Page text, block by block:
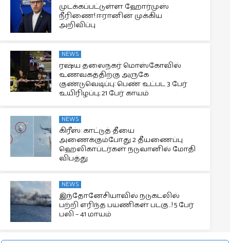
முடக்கப்பட்டுள்ள ஹோர்முஸ்
நீரிணை! ஈரானின் முக்கிய
அறிவிப்பு
NEWS
ரஷ்ய தலைநகர் மொஸ்கோவில்
உணவகத்திற்கு அருகே
குண்டுவெடிப்பு: பெண் உட்பட 3 பேர்
உயிரிழப்பு; 21 பேர் காயம்
NEWS
கிரீஸ்: காட்டுத் தீயை
அணைக்கும்போது 2 தீயணைப்பு
ஹெலிகாப்டர்கள் நடுவானில் மோதி
விபத்து
NEWS
இந்தோனேசியாவில் நடுகடலில்
பற்றி எரிந்த பயணிகள் படகு…! 5 பேர்
பலி – 41 மாயம்